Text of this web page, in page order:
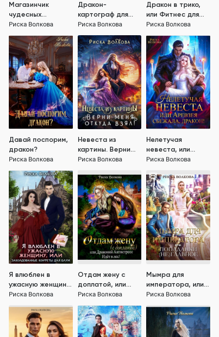
Магазинчик
чудесных
предметов.
Драконам -
закрыто!
Риска Волкова
Дракон-
картограф для
попаданки
Риска Волкова
Дракон в трико,
или Фитнес для
принцессы
Риска Волкова
Давай поспорим,
дракон?
Риска Волкова
Невеста из
картины. Верни
меня откуда взял!
Риска Волкова
Нелетучая
невеста, или
Аревзея сбежала,
Риска Волкова
Я влюблен в
ужасную женщину,
или
конфеты Блум
Риска Волкова
Отдам жену с
доплатой, или
Драконий
антистресс идет
в лес!
Риска Волкова
Мымра для
императора, или
Попаданки (не)
Риска Волкова